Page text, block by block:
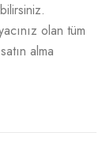
olan tüm
alma